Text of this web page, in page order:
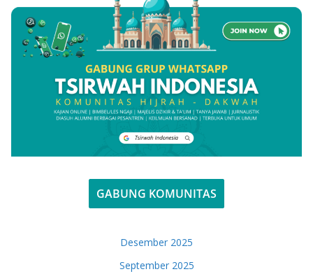
GABUNG KOMUNITAS
Desember 2025
September 2025